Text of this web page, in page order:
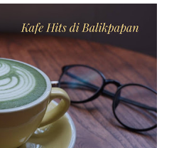
di Nagano, jika anda
ini, silahkan ke nagano dan
bus yang menghantarkan ke
sebelum jam 10 saat
bus gratis jam 3 lebih 10
berangkat dan pulang ke
pas jam-jam itu. Kalau tidak